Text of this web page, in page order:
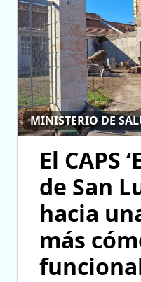
MINISTERIO DE
El CAPS
de San
hacia
más